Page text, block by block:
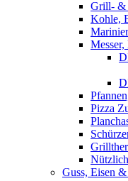
Grill- &
Kohle,
Pizza
Guss, Eisen